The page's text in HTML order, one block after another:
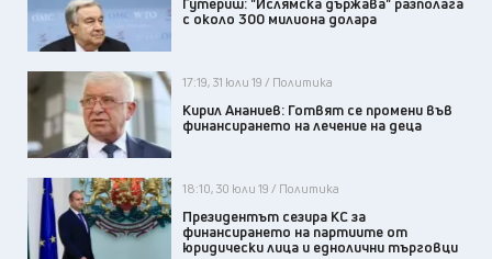
с около 300 милиона долара
17:19, 31 юли 19 / Политика
Кирил Ананиев: Готвят се промени във
финансирането на лечение на деца
18:10, 30 юли 19 / Политика
Президентът сезира КС за
финансирането на партиите от
юридически лица и еднолични търговци